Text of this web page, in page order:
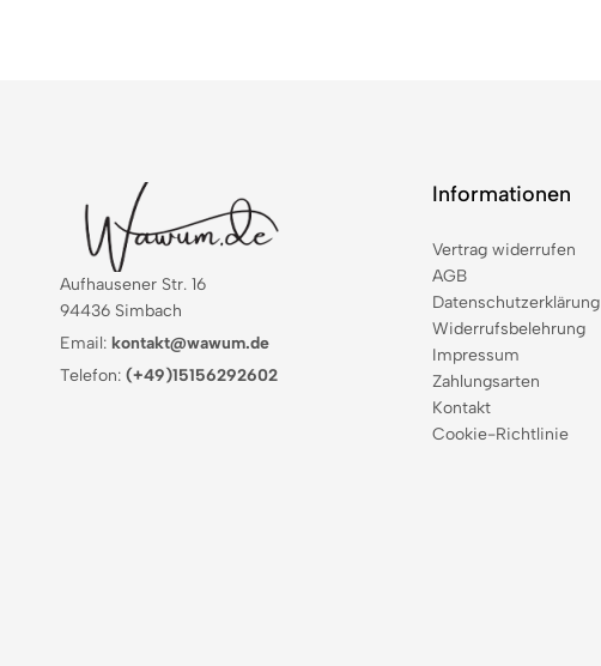
Aufhausener Str. 16
94436 Simbach
Email: kontakt@wawum.de
Telefon: (+49)15156292602
Informationen
Vertrag widerrufen
AGB
Datenschutzerklärung
Widerrufsbelehrung
Impressum
Zahlungsarten
Kontakt
Cookie-Richtlinie